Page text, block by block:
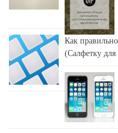
Как
(Салфетку для